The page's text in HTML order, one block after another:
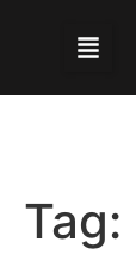
Tag: